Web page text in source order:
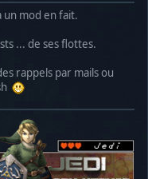
un mod en fait.
... de ses flottes.
rappels par mails ou